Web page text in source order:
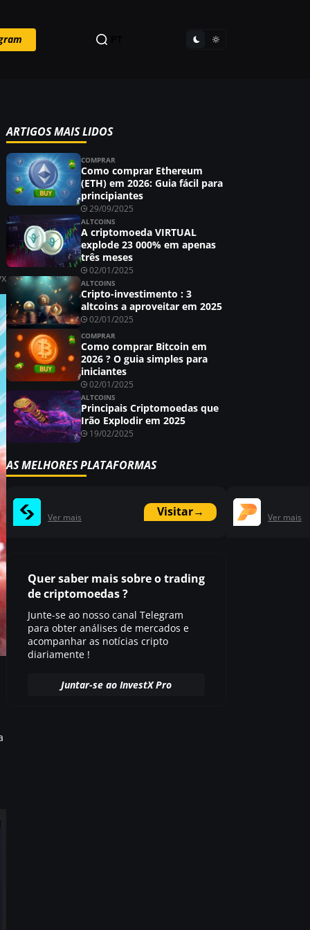
ARTIGOS MAIS LIDOS
COMPRAR
Como comprar Ethereum
(ETH) em 2026: Guia fácil para
principiantes
29/09/2025
ALTCOINS
A criptomoeda VIRTUAL
explode 23 000% em apenas
três meses
02/01/2025
ALTCOINS
Cripto-investimento : 3
altcoins a aproveitar em 2025
02/01/2025
COMPRAR
Como comprar Bitcoin em
2026 ? O guia simples para
iniciantes
02/01/2025
ALTCOINS
Principais Criptomoedas que
Irão Explodir em 2025
19/02/2025
AS MELHORES PLATAFORMAS
Visitar→
Ver mais Ver mais
Quer saber mais sobre o trading
de criptomoedas ?
Junte-se ao nosso canal Telegram
para obter análises de mercados e
acompanhar as notícias cripto
diariamente !
Juntar-se ao InvestX Pro